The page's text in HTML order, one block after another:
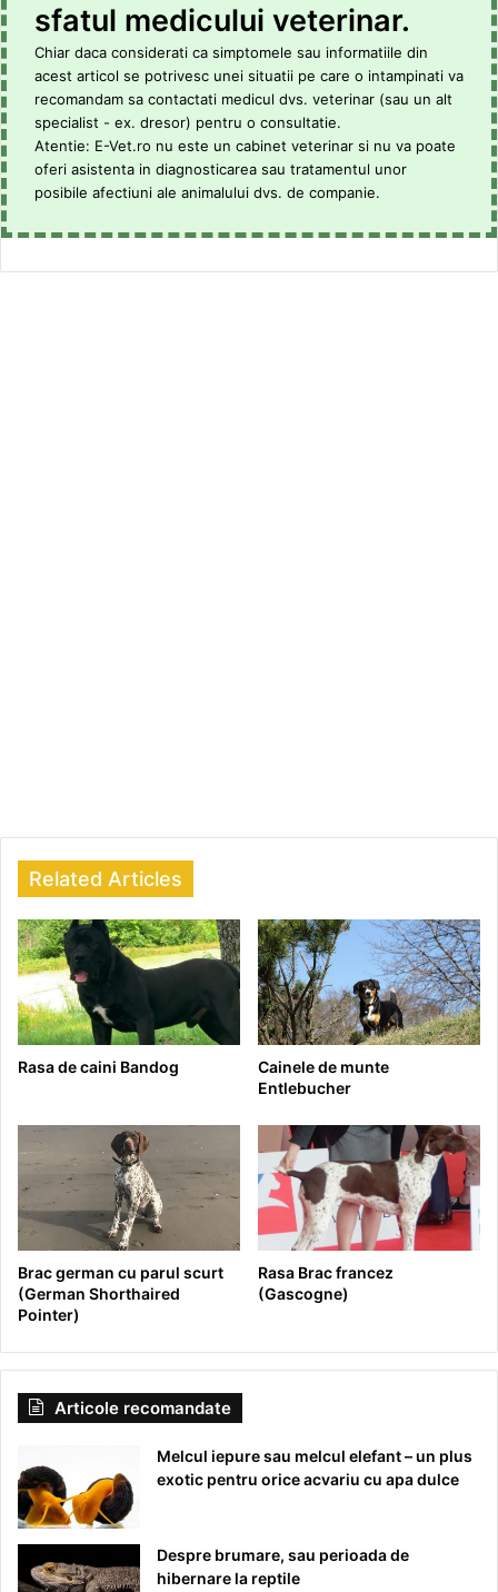
sfatul medicului veterinar.
Chiar daca considerati ca simptomele sau informatiile din
acest articol se potrivesc unei situatii pe care o intampinati va
recomandam sa contactati medicul dvs. veterinar (sau un alt
specialist - ex. dresor) pentru o consultatie.
Atentie: E-Vet.ro nu este un cabinet veterinar si nu va poate
oferi asistenta in diagnosticarea sau tratamentul unor
posibile afectiuni ale animalului dvs. de companie.
Related Articles
Rasa de caini Bandog
Cainele de munte
Entlebucher
Brac german cu parul scurt
(German Shorthaired
Pointer)
Rasa Brac francez
(Gascogne)
Articole recomandate
Melcul iepure sau melcul elefant – un plus
exotic pentru orice acvariu cu apa dulce
Despre brumare, sau perioada de
hibernare la reptile